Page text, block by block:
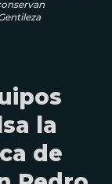
la
de